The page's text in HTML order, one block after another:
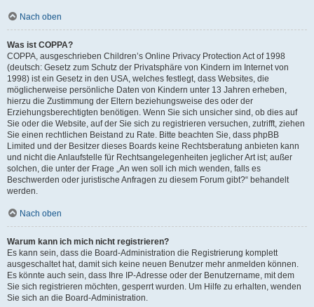
Nach oben
Was ist COPPA?
COPPA, ausgeschrieben Children’s Online Privacy Protection Act of 1998
(deutsch: Gesetz zum Schutz der Privatsphäre von Kindern im Internet von
1998) ist ein Gesetz in den USA, welches festlegt, dass Websites, die
möglicherweise persönliche Daten von Kindern unter 13 Jahren erheben,
hierzu die Zustimmung der Eltern beziehungsweise des oder der
Erziehungsberechtigten benötigen. Wenn Sie sich unsicher sind, ob dies auf
Sie oder die Website, auf der Sie sich zu registrieren versuchen, zutrifft, ziehen
Sie einen rechtlichen Beistand zu Rate. Bitte beachten Sie, dass phpBB
Limited und der Besitzer dieses Boards keine Rechtsberatung anbieten kann
und nicht die Anlaufstelle für Rechtsangelegenheiten jeglicher Art ist; außer
solchen, die unter der Frage „An wen soll ich mich wenden, falls es
Beschwerden oder juristische Anfragen zu diesem Forum gibt?“ behandelt
werden.
Nach oben
Warum kann ich mich nicht registrieren?
Es kann sein, dass die Board-Administration die Registrierung komplett
ausgeschaltet hat, damit sich keine neuen Benutzer mehr anmelden können.
Es könnte auch sein, dass Ihre IP-Adresse oder der Benutzername, mit dem
Sie sich registrieren möchten, gesperrt wurden. Um Hilfe zu erhalten, wenden
Sie sich an die Board-Administration.